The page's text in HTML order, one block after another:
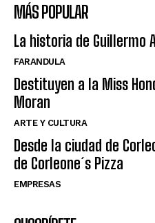
MÁS POPULAR
La historia de Guillermo
FARANDULA
Destituyen a la Miss
Moran
ARTE Y CULTURA
Desde la ciudad de
de Corleone´s Pizza
EMPRESAS